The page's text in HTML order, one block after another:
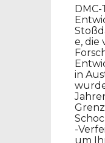
e, die
in
-
um